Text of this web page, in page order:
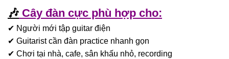
🎶 Cây đàn cực phù hợp cho:
✔ Người mới tập guitar điện
✔ Guitarist cần đàn practice nhanh gọn
✔ Chơi tại nhà, cafe, sân khấu nhỏ, recording